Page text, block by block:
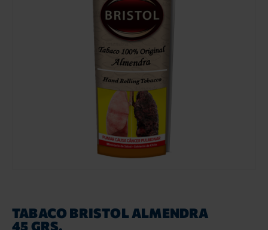
TABACO BRISTOL ALMENDRA
45 GRS.